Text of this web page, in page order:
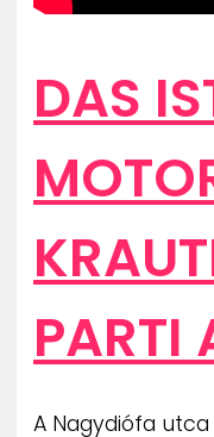
DAS
PARTI
A Nagydiófa